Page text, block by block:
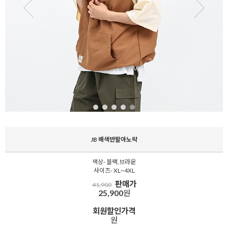
JB 배색반팔아노락
색상- 블랙,브라운
사이즈- XL~4XL
41,900 판매가
25,900원
회원할인가격
원